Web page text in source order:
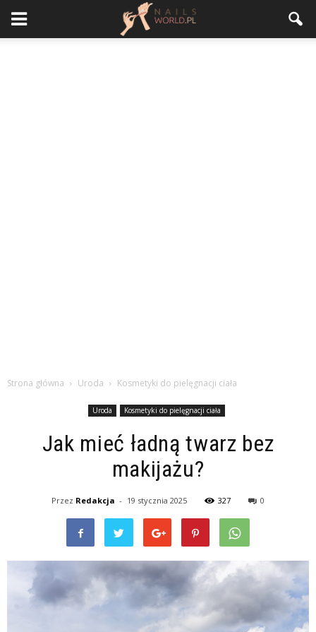
Strona główna Uroda Kosmetyki do pielęgnacji ciała
Uroda Kosmetyki do pielęgnacji ciała
Jak mieć ładną twarz bez
makijażu?
Przez Redakcja - 19 stycznia 2025 327 0